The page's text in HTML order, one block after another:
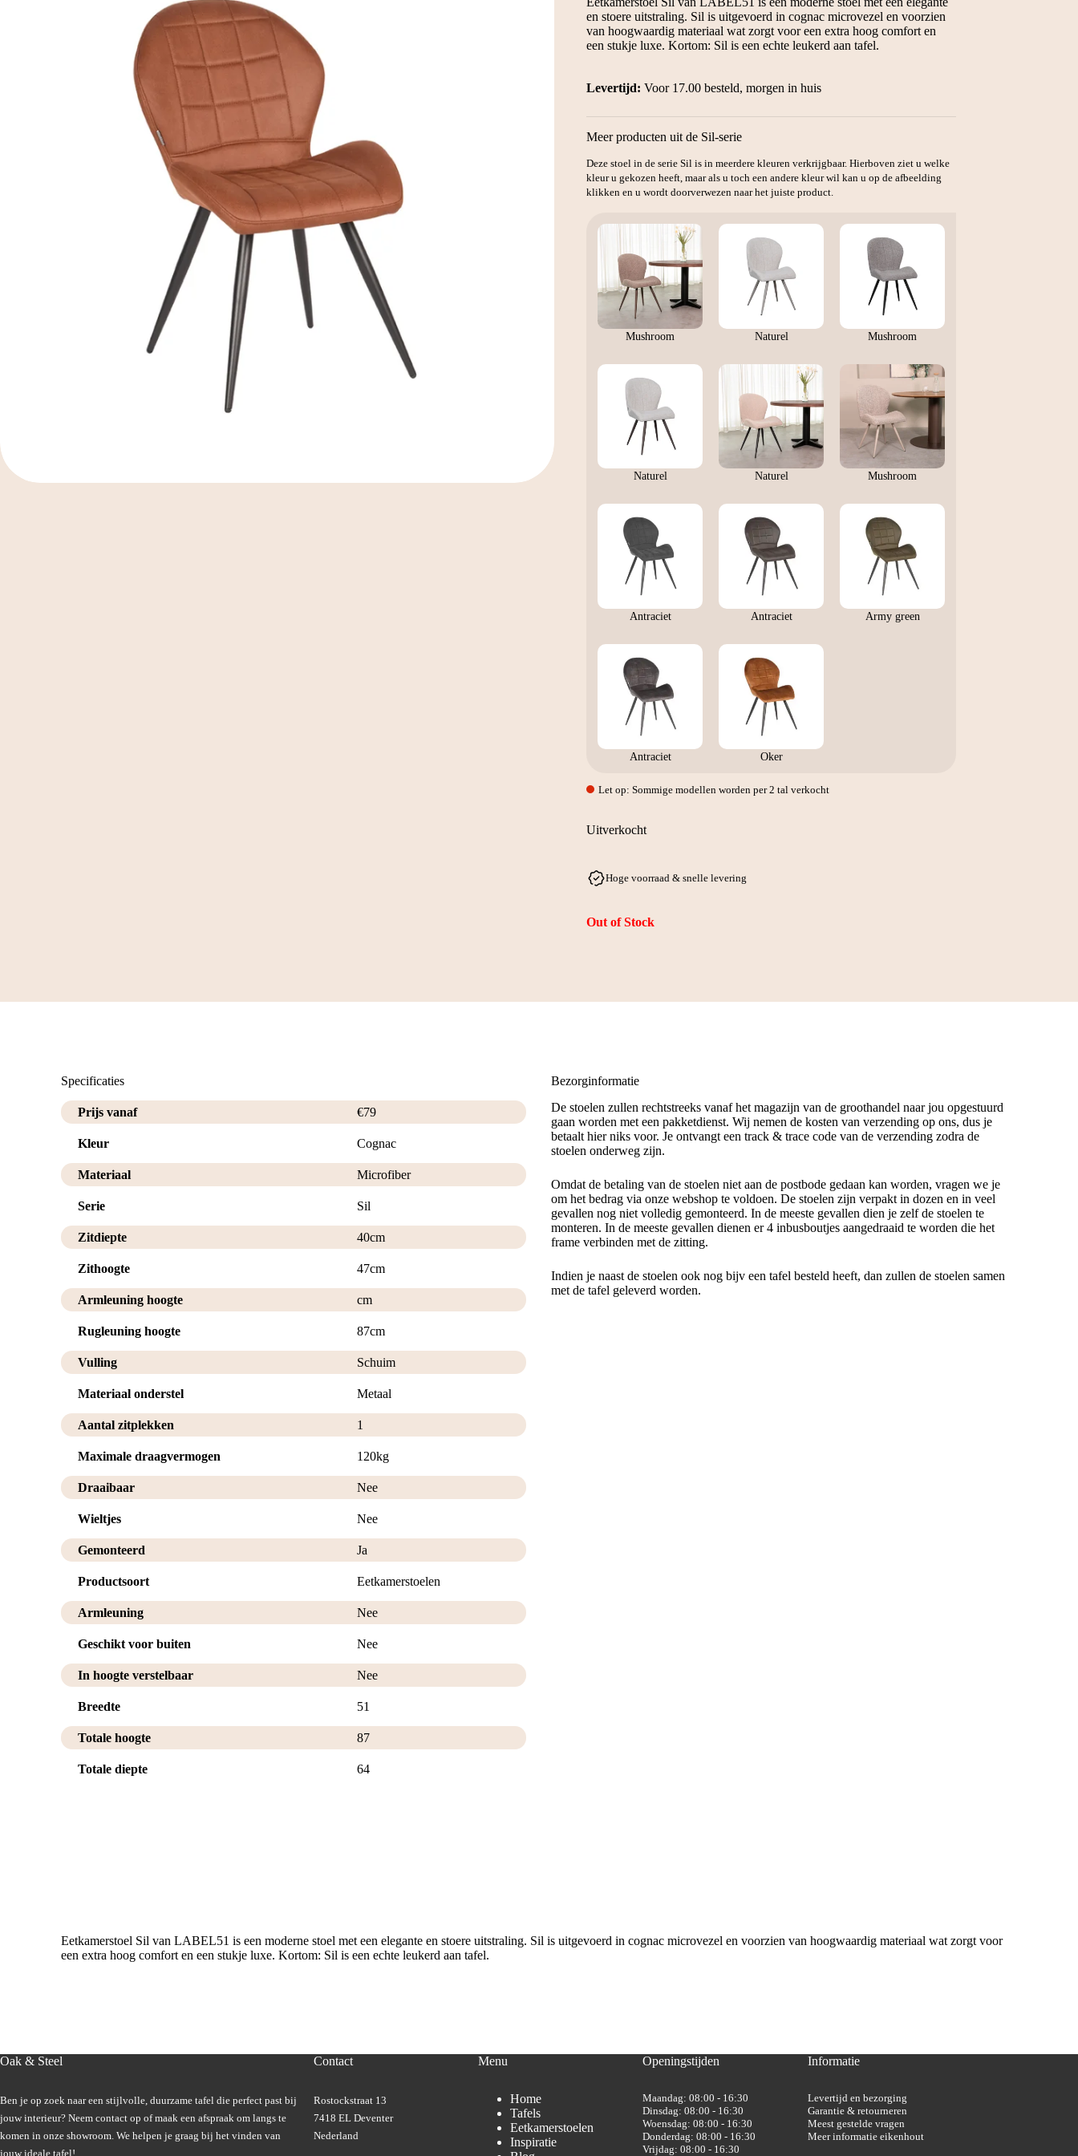
€109.
€79.
en stoere uitstraling. Sil is uitgevoerd in cognac microvezel en voorzien
van hoogwaardig materiaal wat zorgt voor een extra hoog comfort en
een stukje luxe. Kortom: Sil is een echte leukerd aan tafel.
Levertijd: Voor 17.00 besteld, morgen in huis
Meer producten uit de Sil-serie
Deze stoel in de serie Sil is in meerdere kleuren verkrijgbaar. Hierboven ziet u welke
kleur u gekozen heeft, maar als u toch een andere kleur wil kan u op de afbeelding
klikken en u wordt doorverwezen naar het juiste product.
Mushroom Naturel Mushroom
Naturel Naturel Mushroom
Antraciet Antraciet Army green
Antraciet Oker
Let op: Sommige modellen worden per 2 tal verkocht
Uitverkocht
Hoge voorraad & snelle levering
Out of Stock
Specificaties
Prijs vanaf €79
Kleur Cognac
Materiaal Microfiber
Serie Sil
Zitdiepte 40cm
Zithoogte 47cm
Armleuning hoogte cm
Rugleuning hoogte 87cm
Vulling Schuim
Materiaal onderstel Metaal
Aantal zitplekken 1
Maximale draagvermogen 120kg
Draaibaar Nee
Wieltjes Nee
Gemonteerd Ja
Productsoort Eetkamerstoelen
Armleuning Nee
Geschikt voor buiten Nee
In hoogte verstelbaar Nee
Breedte 51
Totale hoogte 87
Totale diepte 64
Bezorginformatie
De stoelen zullen rechtstreeks vanaf het magazijn van de groothandel naar jou opgestuurd
gaan worden met een pakketdienst. Wij nemen de kosten van verzending op ons, dus je
betaalt hier niks voor. Je ontvangt een track & trace code van de verzending zodra de
stoelen onderweg zijn.
Omdat de betaling van de stoelen niet aan de postbode gedaan kan worden, vragen we je
om het bedrag via onze webshop te voldoen. De stoelen zijn verpakt in dozen en in veel
gevallen nog niet volledig gemonteerd. In de meeste gevallen dien je zelf de stoelen te
monteren. In de meeste gevallen dienen er 4 inbusboutjes aangedraaid te worden die het
frame verbinden met de zitting.
Indien je naast de stoelen ook nog bijv een tafel besteld heeft, dan zullen de stoelen samen
met de tafel geleverd worden.
Eetkamerstoel Sil van LABEL51 is een moderne stoel met een elegante en stoere uitstraling. Sil is uitgevoerd in cognac microvezel en voorzien van hoogwaardig materiaal wat zorgt voor
een extra hoog comfort en een stukje luxe. Kortom: Sil is een echte leukerd aan tafel.
Oak & Steel
Ben je op zoek naar een stijlvolle, duurzame tafel die perfect past bij
jouw interieur? Neem contact op of maak een afspraak om langs te
komen in onze showroom. We helpen je graag bij het vinden van
jouw ideale tafel!
Contact
Rostockstraat 13
7418 EL Deventer
Nederland
Menu
Home
Tafels
Eetkamerstoelen
Inspiratie
Openingstijden
Maandag: 08:00 - 16:30
Dinsdag: 08:00 - 16:30
Woensdag: 08:00 - 16:30
Donderdag: 08:00 - 16:30
Vrijdag: 08:00 - 16:30
Informatie
Levertijd en bezorging
Garantie & retourneren
Meest gestelde vragen
Meer informatie eikenhout